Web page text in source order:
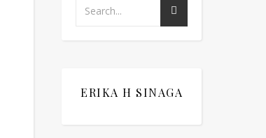
ERIKA H SINAGA